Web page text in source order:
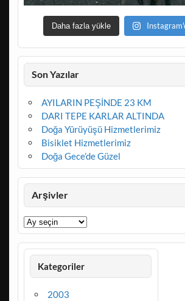
Daha fazla yükle
Son Yazılar
AYILARIN PEŞİNDE 23 KM
DARI TEPE KARLAR ALTINDA
Doğa Yürüyüşü Hizmetlerimiz
Bisiklet Hizmetlerimiz
Doğa Gece’de Güzel
Arşivler
Arşivler
Kategoriler
2003